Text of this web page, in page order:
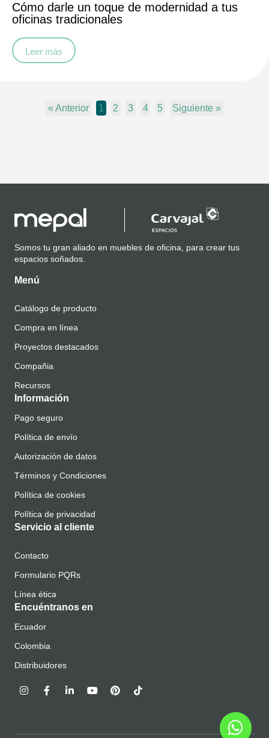
Cómo darle un toque de modernidad a tus
oficinas tradicionales
Leer más
« Anterior 1 2 3 4 5 Siguiente »
Somos tu gran aliado en muebles de oficina, para crear tus
espacios soñados.
Menú
Catálogo de producto
Compra en línea
Proyectos destacados
Compañia
Recursos
Información
Pago seguro
Política de envío
Autorización de datos
Términos y Condiciones
Política de cookies
Política de privacidad
Servicio al cliente
Contacto
Formulario PQRs
Línea ética
Encuéntranos en
Ecuador
Colombia
Distribuidores